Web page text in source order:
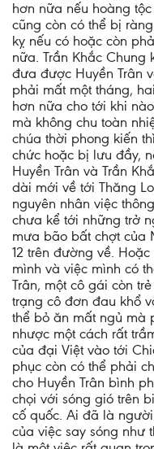
hơn nữa nếu hoàng
cũng còn có thể bị
kỵ nếu có hoặc còn
nữa. Trần Khắc Chung
đưa được Huyền Trân
phải mất một tháng,
hơn nữa cho tới khi
mà không chu toàn
chúa thời phong kiến
chức hoặc bị lưu đầy,
Huyền Trân và Trần
dài mới về tới Thăng
nguyên nhân việc
chưa kể tới những trở
mưa bão bất chợt của
12 trên đường về.
mình và việc mình có
Trân, một cô gái còn
trạng cô đơn đau khổ
thể bỏ ăn mất ngủ mà
nhược một cách rất
của đại Việt vào tới
phục còn có thể phải
cho Huyền Trân bình
chọi với sóng gió trên
cố quốc. Ai đã là
của việc say sóng như